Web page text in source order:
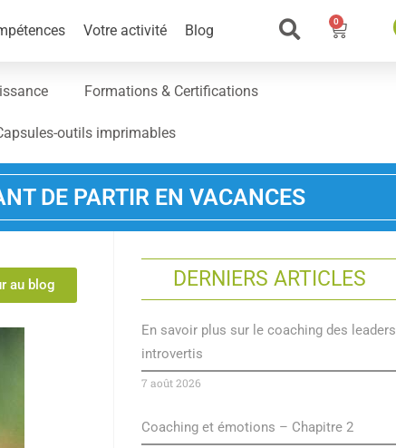
Votre activité Blog
0
Formations & Certifications
outils imprimables
DE PARTIR EN VACANCES
au blog DERNIERS ARTICLES
En savoir plus sur le coaching des leaders
introvertis
7 août 2026
Coaching et émotions – Chapitre 2